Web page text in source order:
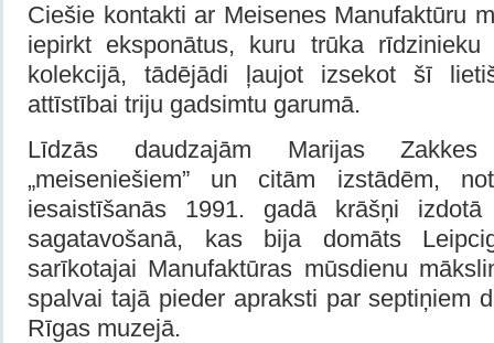
Ciešie kontakti ar Meisenes Manufaktūru
iepirkt eksponātus, kuru trūka rīdzinieku
kolekcijā, tādējādi ļaujot izsekot šī
attīstībai triju gadsimtu garumā.
Līdzās daudzajām Marijas
„meiseniešiem” un citām izstādēm,
iesaistīšanās 1991. gadā krāšņi izdotā
sagatavošanā, kas bija domāts
sarīkotajai Manufaktūras mūsdienu
spalvai tajā pieder apraksti par septiņiem
Rīgas muzejā.